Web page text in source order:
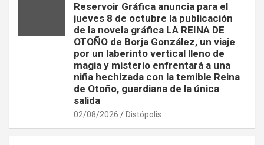
Reservoir Gráfica anuncia para el
jueves 8 de octubre la publicación
de la novela gráfica LA REINA DE
OTOÑO de Borja González, un viaje
por un laberinto vertical lleno de
magia y misterio enfrentará a una
niña hechizada con la temible Reina
de Otoño, guardiana de la única
salida
02/08/2026 Distópolis